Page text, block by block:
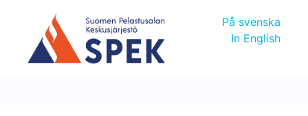
På svenska
In English